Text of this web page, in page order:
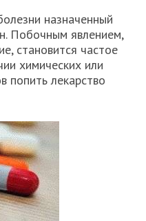
назначенный
Побочным явлением,
становится частое
химических или
попить лекарство